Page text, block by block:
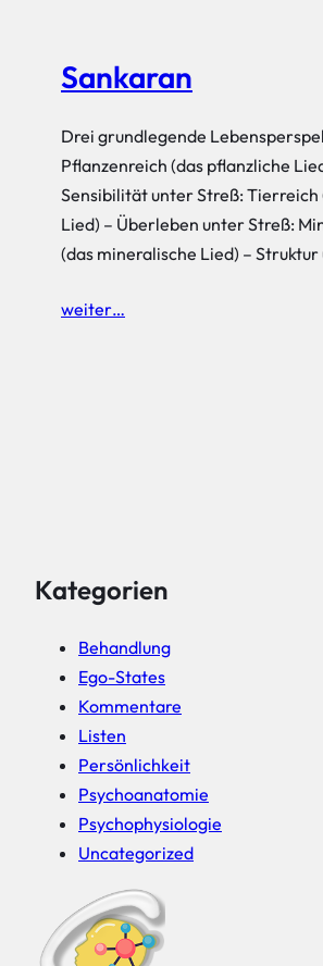
Sankaran
Drei grundlegende
Pflanzenreich (das pflanzliche
Sensibilität unter Streß: Tierreich
Lied) – Überleben unter Streß:
(das mineralische Lied) –
weiter…
Kategorien
Behandlung
Ego-States
Kommentare
Listen
Persönlichkeit
Psychoanatomie
Psychophysiologie
Uncategorized